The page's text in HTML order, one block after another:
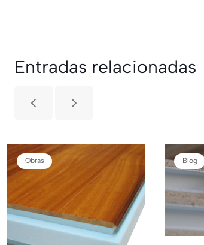
Entradas relacionadas
Obras Blog